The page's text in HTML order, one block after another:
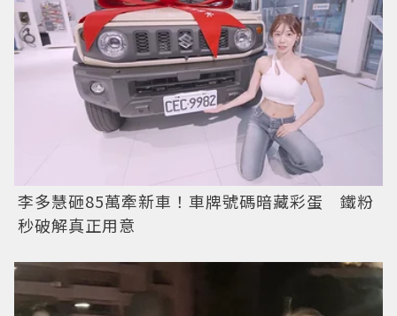
李多慧砸85萬牽新車！車牌號碼暗藏彩蛋 鐵粉
秒破解真正用意